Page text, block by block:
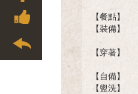
【餐點】
【裝備】
【穿著】
【自備】
【盥洗】